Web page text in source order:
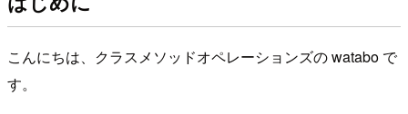
こんにちは、クラスメソッドオペレーションズの watabo で
す。